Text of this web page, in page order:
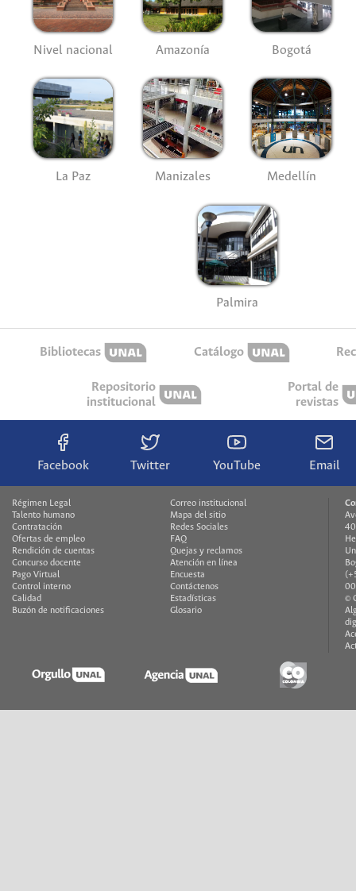
Nivel nacional Amazonía Bogotá
La Paz Manizales Medellín
Palmira
Bibliotecas Catálogo
Repositorio
institucional
Portal de
revistas
Facebook Twitter YouTube Email
Régimen Legal
Talento humano
Contratación
Ofertas de empleo
Rendición de cuentas
Concurso docente
Pago Virtual
Control interno
Calidad
Buzón de notificaciones
Correo institucional
Mapa del sitio
Redes Sociales
FAQ
Quejas y reclamos
Atención en línea
Encuesta
Contáctenos
Estadísticas
Glosario
©